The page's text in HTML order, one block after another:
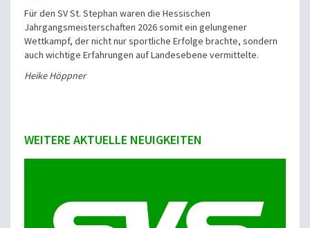
Für den SV St. Stephan waren die Hessischen
Jahrgangsmeisterschaften 2026 somit ein gelungener
Wettkampf, der nicht nur sportliche Erfolge brachte, sondern
auch wichtige Erfahrungen auf Landesebene vermittelte.
Heike Höppner
WEITERE AKTUELLE NEUIGKEITEN